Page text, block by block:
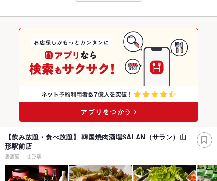
【飲み放題・食べ放題】 韓国焼肉酒場SALAN（サラン）山
形駅前店
居酒屋 山形駅